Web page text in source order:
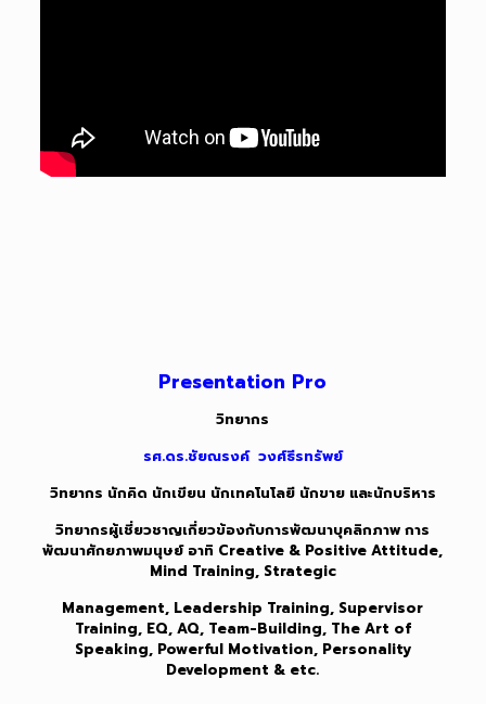
Presentation Pro
วิทยากร
รศ.ดร.ชัยณรงค์ วงศ์ธีรทรัพย์
วิทยากร นักคิด นักเขียน นักเทคโนโลยี นักขาย และนักบริหาร
วิทยากรผู้เชี่ยวชาญเกี่ยวข้องกับการพัฒนาบุคลิกภาพ การ
พัฒนาศักยภาพมนุษย์ อาทิ Creative & Positive Attitude,
Mind Training, Strategic
Management, Leadership Training, Supervisor
Training, EQ, AQ, Team-Building, The Art of
Speaking, Powerful Motivation, Personality
Development & etc.